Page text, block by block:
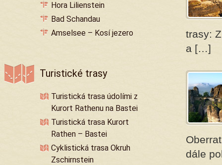
trasy:
a […]
dále
Hora Lilienstein
Bad Schandau
Amselsee – Kosí jezero
Turistické trasy
Turistická trasa údolími z
Kurort Rathenu na Bastei
Turistická trasa Kurort
Rathen – Bastei
Cyklistická trasa Okruh
Zschirnstein